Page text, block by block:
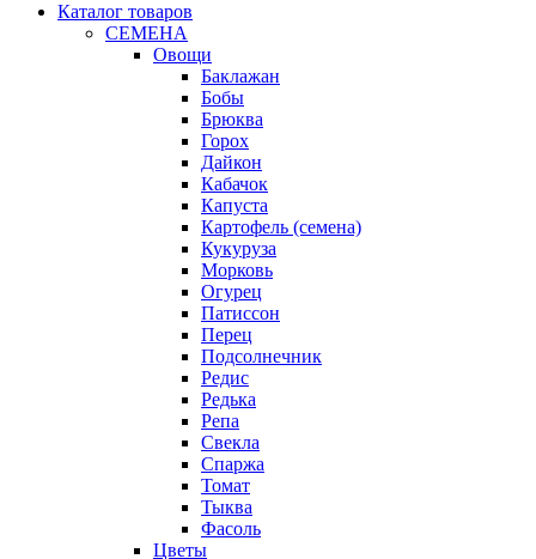
Каталог товаров
СЕМЕНА
Овощи
Баклажан
Бобы
Брюква
Горох
Дайкон
Кабачок
Капуста
Картофель (семена)
Кукуруза
Морковь
Огурец
Патиссон
Перец
Подсолнечник
Редис
Редька
Репа
Свекла
Спаржа
Томат
Тыква
Фасоль
Цветы